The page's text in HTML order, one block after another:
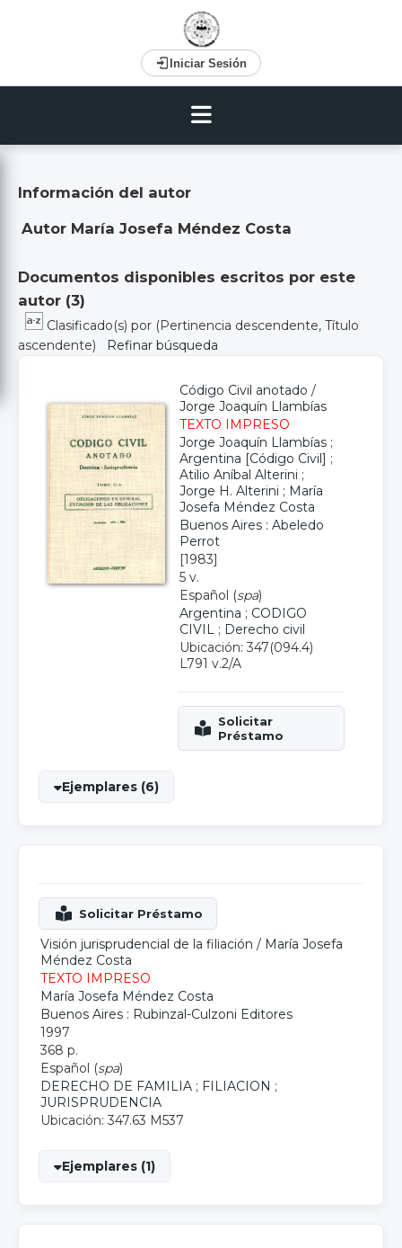
Iniciar Sesión
Información del autor
Autor María Josefa Méndez Costa
Documentos disponibles escritos por este
autor (3)
Clasificado(s) por (Pertinencia descendente, Título
ascendente)
Refinar búsqueda
Código Civil anotado /
Jorge Joaquín Llambías
TEXTO IMPRESO
Jorge Joaquín Llambías ;
Argentina [Código Civil] ;
Atilio Aníbal Alterini ;
Jorge H. Alterini ; María
Josefa Méndez Costa
Buenos Aires : Abeledo
Perrot
[1983]
5 v.
Español (spa)
Argentina ; CODIGO
CIVIL ; Derecho civil
Ubicación: 347(094.4)
L791 v.2/A
Ejemplares (6)
Visión jurisprudencial de la filiación / María Josefa
Méndez Costa
TEXTO IMPRESO
María Josefa Méndez Costa
Buenos Aires : Rubinzal-Culzoni Editores
1997
368 p.
Español (spa)
DERECHO DE FAMILIA ; FILIACION ;
JURISPRUDENCIA
Ubicación: 347.63 M537
Ejemplares (1)